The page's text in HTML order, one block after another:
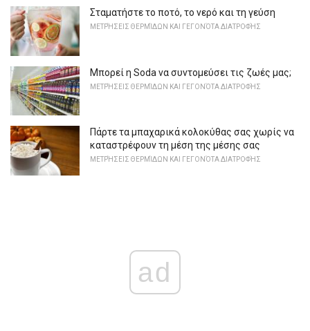
Σταματήστε το ποτό, το νερό και τη γεύση
ΜΕΤΡΉΣΕΙΣ ΘΕΡΜΊΔΩΝ ΚΑΙ ΓΕΓΟΝΌΤΑ ΔΙΑΤΡΟΦΉΣ
Μπορεί η Soda να συντομεύσει τις ζωές μας;
ΜΕΤΡΉΣΕΙΣ ΘΕΡΜΊΔΩΝ ΚΑΙ ΓΕΓΟΝΌΤΑ ΔΙΑΤΡΟΦΉΣ
Πάρτε τα μπαχαρικά κολοκύθας σας χωρίς να
καταστρέφουν τη μέση της μέσης σας
ΜΕΤΡΉΣΕΙΣ ΘΕΡΜΊΔΩΝ ΚΑΙ ΓΕΓΟΝΌΤΑ ΔΙΑΤΡΟΦΉΣ
ad